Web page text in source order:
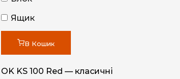
Ящик
В Кошик
OK KS 100 Red — класичні